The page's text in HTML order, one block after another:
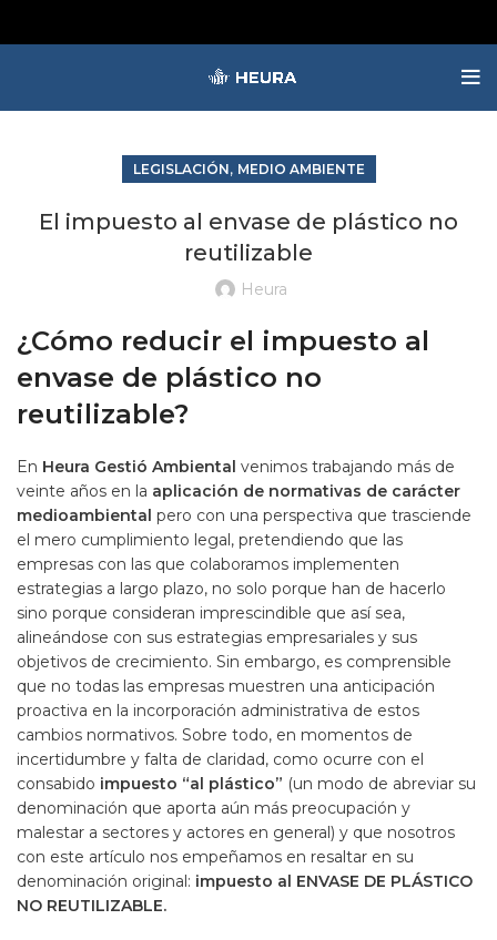
LEGISLACIÓN, MEDIO AMBIENTE
El impuesto al envase de plástico no
reutilizable
Heura
¿Cómo reducir el impuesto al
envase de plástico no
reutilizable?
En Heura Gestió Ambiental venimos trabajando más de
veinte años en la aplicación de normativas de carácter
medioambiental pero con una perspectiva que trasciende
el mero cumplimiento legal, pretendiendo que las
empresas con las que colaboramos implementen
estrategias a largo plazo, no solo porque han de hacerlo
sino porque consideran imprescindible que así sea,
alineándose con sus estrategias empresariales y sus
objetivos de crecimiento. Sin embargo, es comprensible
que no todas las empresas muestren una anticipación
proactiva en la incorporación administrativa de estos
cambios normativos. Sobre todo, en momentos de
incertidumbre y falta de claridad, como ocurre con el
consabido impuesto “al plástico” (un modo de abreviar su
denominación que aporta aún más preocupación y
malestar a sectores y actores en general) y que nosotros
con este artículo nos empeñamos en resaltar en su
denominación original: impuesto al ENVASE DE PLÁSTICO
NO REUTILIZABLE.